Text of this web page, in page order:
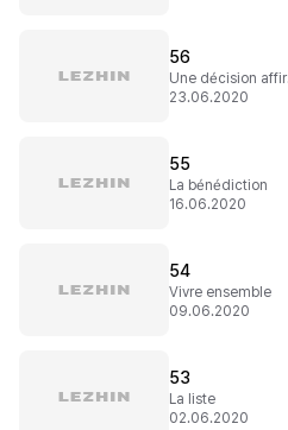
56
23.06.2020
55
La bénédiction
16.06.2020
54
Vivre ensemble
09.06.2020
53
La liste
02.06.2020